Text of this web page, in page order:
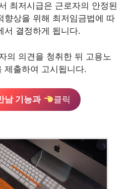
최저시급은 근로자의 안정된
향상을 위해 최저임금법에 따
서 결정하게 됩니다.
의 의견을 청취한 뒤 고용노
제출하여 고시됩니다.
남 기능과 클릭